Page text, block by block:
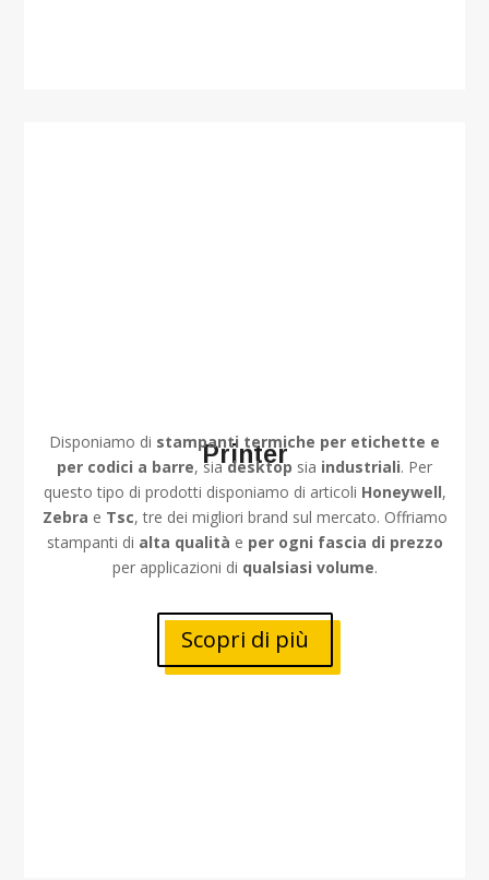
Printer
Disponiamo di stampanti termiche per etichette e
per codici a barre, siadesktop sia industriali. Per
questo tipo di prodotti disponiamo di articoli Honeywell,
Zebra e Tsc, tre dei migliori brand sul mercato. Offriamo
stampanti di alta qualità e per ogni fascia di prezzo
per applicazioni di qualsiasi volume.
Scopri di più